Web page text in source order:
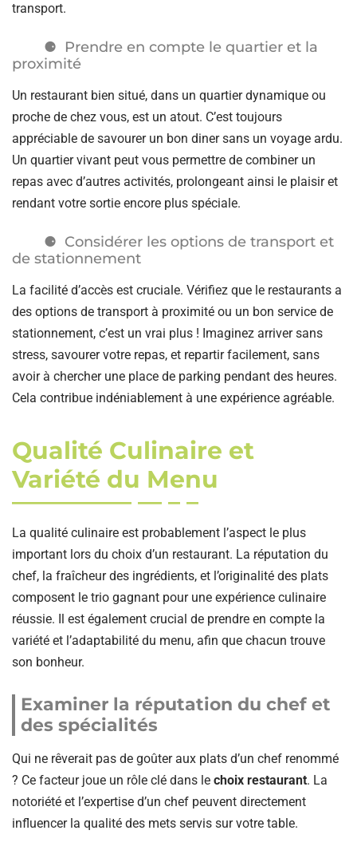
transport.
Prendre en compte le quartier et la
proximité
Un restaurant bien situé, dans un quartier dynamique ou
proche de chez vous, est un atout. C’est toujours
appréciable de savourer un bon diner sans un voyage ardu.
Un quartier vivant peut vous permettre de combiner un
repas avec d’autres activités, prolongeant ainsi le plaisir et
rendant votre sortie encore plus spéciale.
Considérer les options de transport et
de stationnement
La facilité d’accès est cruciale. Vérifiez que le restaurants a
des options de transport à proximité ou un bon service de
stationnement, c’est un vrai plus ! Imaginez arriver sans
stress, savourer votre repas, et repartir facilement, sans
avoir à chercher une place de parking pendant des heures.
Cela contribue indéniablement à une expérience agréable.
Qualité Culinaire et
Variété du Menu
La qualité culinaire est probablement l’aspect le plus
important lors du choix d’un restaurant. La réputation du
chef, la fraîcheur des ingrédients, et l’originalité des plats
composent le trio gagnant pour une expérience culinaire
réussie. Il est également crucial de prendre en compte la
variété et l’adaptabilité du menu, afin que chacun trouve
son bonheur.
Examiner la réputation du chef et
des spécialités
Qui ne rêverait pas de goûter aux plats d’un chef renommé
? Ce facteur joue un rôle clé dans le choix restaurant. La
notoriété et l’expertise d’un chef peuvent directement
influencer la qualité des mets servis sur votre table.